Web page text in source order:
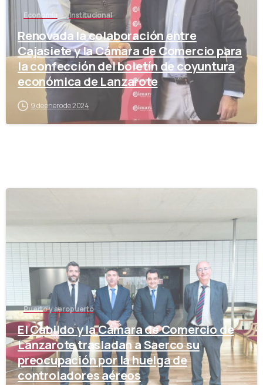
Economía Institucional
Renovada la colaboración entre
Cajasiete y la Cámara de Comercio para
la confección del boletín de coyuntura
económica de Lanzarote
9 de enero de 2024
Puerto y aeropuerto
El Cabildo y la Cámara de Comercio de
Lanzarote trasladan a Saerco su
preocupación por la huelga de
controladores aéreos